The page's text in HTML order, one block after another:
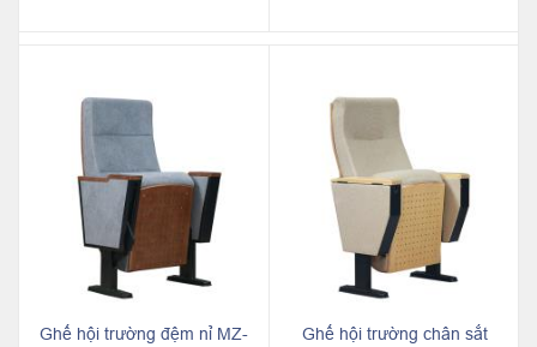
Ghế hội trường đệm nỉ MZ-
Ghế hội trường chân sắt